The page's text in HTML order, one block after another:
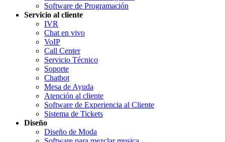
Software de Programación
Servicio al cliente
IVR
Chat en vivo
VoIP
Call Center
Servicio Técnico
Soporte
Chatbot
Mesa de Ayuda
Atención al cliente
Software de Experiencia al Cliente
Sistema de Tickets
Diseño
Diseño de Moda